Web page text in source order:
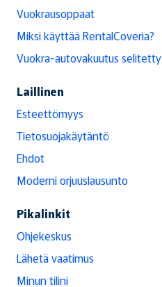
Vuokrausoppaat
Miksi käyttää RentalCoveria?
Vuokra-autovakuutus selitetty
Laillinen
Esteettömyys
Tietosuojakäytäntö
Ehdot
Moderni orjuuslausunto
Pikalinkit
Ohjekeskus
Lähetä vaatimus
Minun tilini